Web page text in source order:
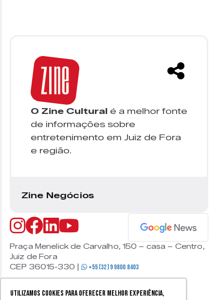
Utilizamos cookies para oferecer melhor experiência,
O Zine Cultural é a melhor fonte
de informações sobre
entretenimento em Juiz de Fora
e região.
Zine Negócios
Praça Menelick de Carvalho, 150 – casa – Centro,
Juiz de Fora
CEP 36015-330 |
+55 (32) 9 9800 8403